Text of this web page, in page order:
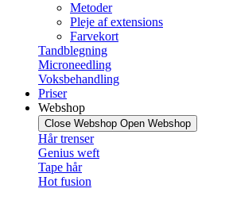
Metoder
Pleje af extensions
Farvekort
Tandblegning
Microneedling
Voksbehandling
Priser
Webshop
Close Webshop Open Webshop
Hår trenser
Genius weft
Tape hår
Hot fusion